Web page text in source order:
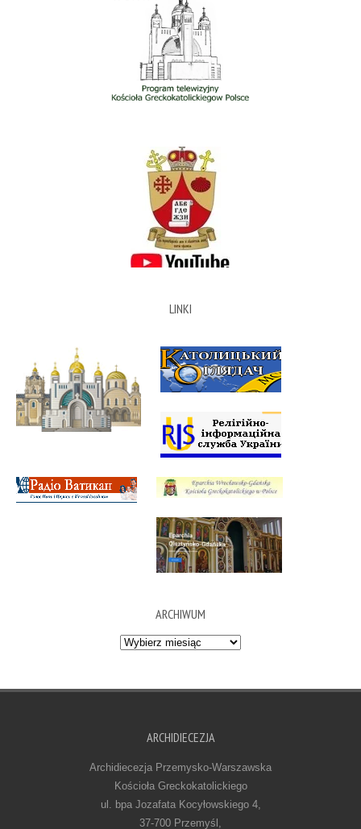
LINKI
ARCHIWUM
Archiwum
ARCHIDIECEZJA
Archidiecezja Przemysko-Warszawska
Kościoła Greckokatolickiego
ul. bpa Jozafata Kocyłowskiego 4,
37-700 Przemyśl,